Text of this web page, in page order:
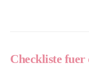
Checkliste